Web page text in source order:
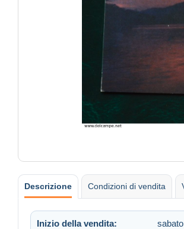
Descrizione Condizioni di vendita
Inizio della vendita: